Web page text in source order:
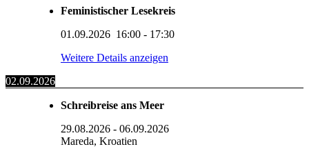
Feministischer Lesekreis
01.09.2026 16:00 - 17:30
Weitere Details anzeigen
02.09.2026
Schreibreise ans Meer
29.08.2026 - 06.09.2026
Mareda, Kroatien